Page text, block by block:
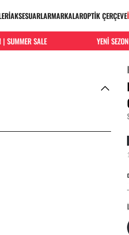
AKSESUARLARMARKALAROPTİK ÇERÇEVE
SALE YENİ SEZON